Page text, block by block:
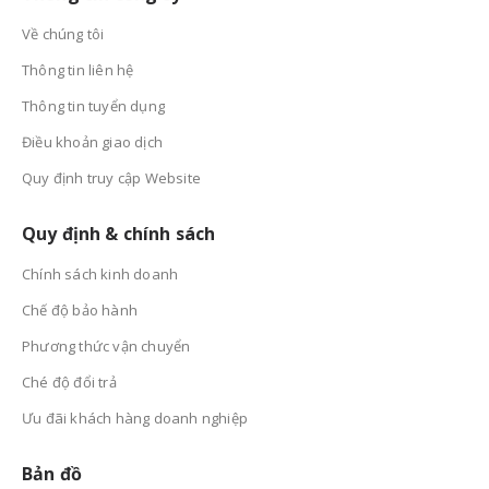
Về chúng tôi
Thông tin liên hệ
Thông tin tuyển dụng
Điều khoản giao dịch
Quy định truy cập Website
Quy định & chính sách
Chính sách kinh doanh
Chế độ bảo hành
Phương thức vận chuyển
Ché độ đổi trả
Ưu đãi khách hàng doanh nghiệp
Bản đồ